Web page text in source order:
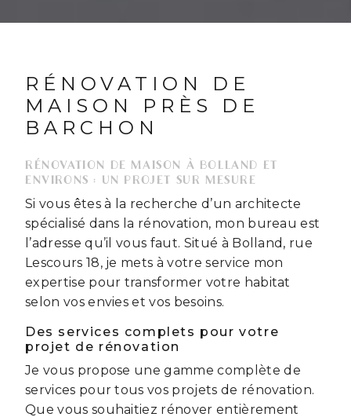
RÉNOVATION DE
MAISON PRÈS DE
BARCHON
RÉNOVATION DE MAISON À BOLLAND ET
ENVIRONS : UN PROJET SUR MESURE
Si vous êtes à la recherche d’un architecte
spécialisé dans la rénovation, mon bureau est
l’adresse qu’il vous faut. Situé à Bolland, rue
Lescours 18, je mets à votre service mon
expertise pour transformer votre habitat
selon vos envies et vos besoins.
Des services complets pour votre
projet de rénovation
Je vous propose une gamme complète de
services pour tous vos projets de rénovation.
Que vous souhaitiez rénover entièrement